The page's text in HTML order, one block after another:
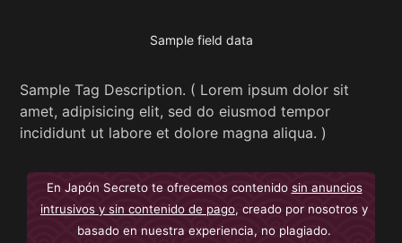
Sample field data
Sample Tag Description. ( Lorem ipsum dolor sit
amet, adipisicing elit, sed do eiusmod tempor
incididunt ut labore et dolore magna aliqua. )
En Japón Secreto te ofrecemos contenido sin anuncios
intrusivos y sin contenido de pago, creado por nosotros y
basado en nuestra experiencia, no plagiado.